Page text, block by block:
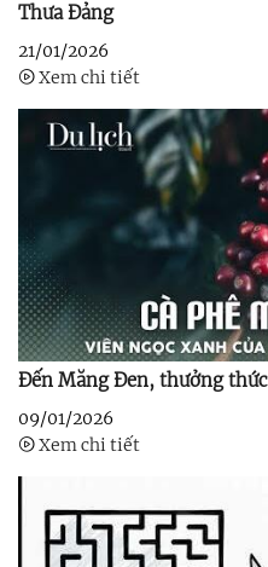
Thưa Đảng
21/01/2026
Xem chi tiết
Đến Măng Đen, thưởng
09/01/2026
Xem chi tiết